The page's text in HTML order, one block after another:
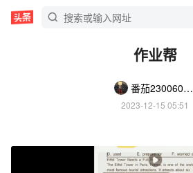
作业帮
番茄2300609424792158
2023-12-15 05:51